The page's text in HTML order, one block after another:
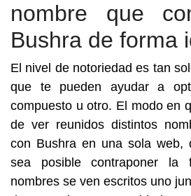
nombre que
Bushra de forma
El nivel de notoriedad es tan
que te pueden ayudar a
compuesto u otro. El modo en
de ver reunidos distintos
con Bushra en una sola web,
sea posible contraponer
nombres se ven escritos uno